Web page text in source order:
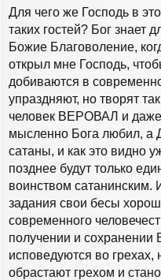
Для чего же Господь в
таких гостей? Бог знает
Божие Благоволение,
открыл мне Господь,
добиваются в
упраздняют, но творят
человек ВЕРОВАЛ и
мысленно Бога любил,
сатаны, и как это видно
позднее будут только
воинством сатанинским.
задания свои бесы
современного
получении и
исповедуются во
обрастают грехом и